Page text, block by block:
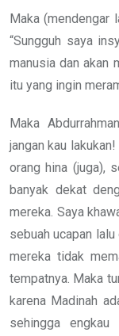
Maka (mendengar
“Sungguh saya
manusia dan akan
itu yang ingin
Maka
jangan kau
orang hina (juga),
banyak dekat
mereka. Saya
sebuah ucapan
mereka tidak
tempatnya. Maka
karena Madinah
sehingga engkau